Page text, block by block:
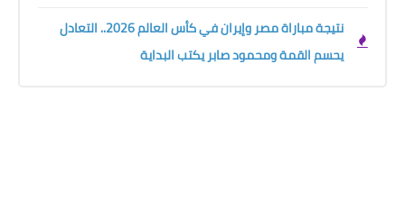
نتيجة مباراة مصر وإيران في كأس العالم 2026.. التعادل
يحسم القمة ومحمود صابر يكتب البداية